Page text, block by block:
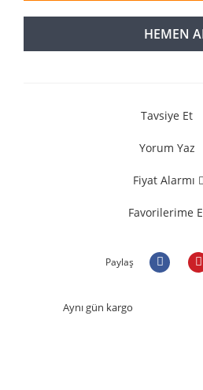
HEMEN
Tavsiye Et
Yorum Yaz
Fiyat Alarmı
Favorilerime
Paylaş
Aynı gün kargo